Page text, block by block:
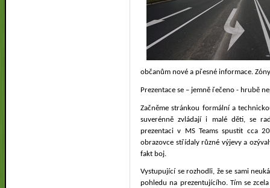
občanům nové a přesné informace.
Prezentace se – jemně řečeno - hrubě
Začněme stránkou formální a
suverénně zvládají i malé děti, se
prezentaci v MS Teams spustit cca
obrazovce střídaly různé výjevy a
fakt boj.
Vystupující se rozhodli, že se sami
pohledu na prezentujícího. Tím se